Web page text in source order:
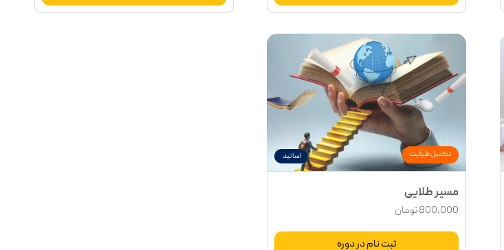
اساتید تکمیل ظرفیت
مسیر طلایی
800,000تومان
ثبت نام در دوره